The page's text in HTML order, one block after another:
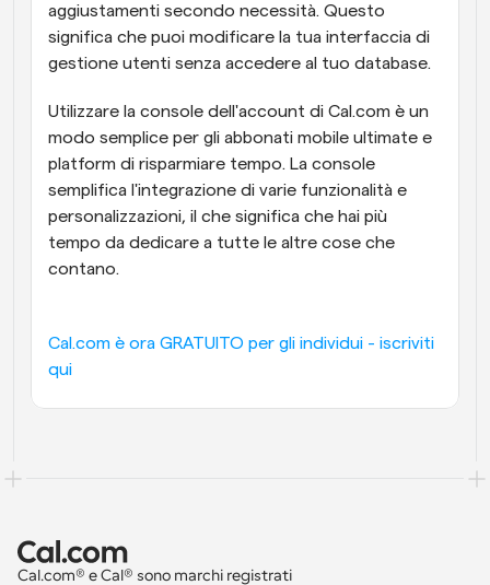
aggiustamenti secondo necessità. Questo
significa che puoi modificare la tua interfaccia di
gestione utenti senza accedere al tuo database.
Utilizzare la console dell'account di Cal.com è un
modo semplice per gli abbonati mobile ultimate e
platform di risparmiare tempo. La console
semplifica l'integrazione di varie funzionalità e
personalizzazioni, il che significa che hai più
tempo da dedicare a tutte le altre cose che
contano.
Cal.com è ora GRATUITO per gli individui - iscriviti
qui
Cal.com® e Cal® sono marchi registrati